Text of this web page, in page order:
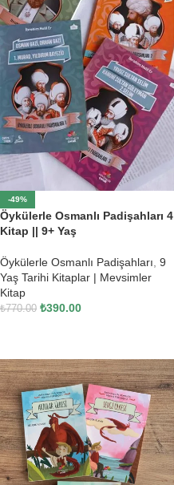
-49%
Öykülerle Osmanlı Padişahları 4
Kitap || 9+ Yaş
Öykülerle Osmanlı Padişahları, 9
Yaş Tarihi Kitaplar | Mevsimler
Kitap
₺770.00 ₺390.00